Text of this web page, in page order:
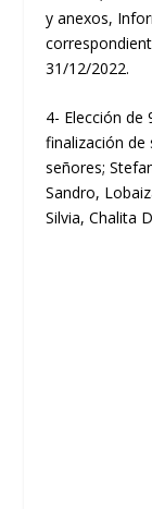
y anexos,
31/12/2022.
4- Elección
finalización de
señores;
Sandro,
Silvia, Chalita